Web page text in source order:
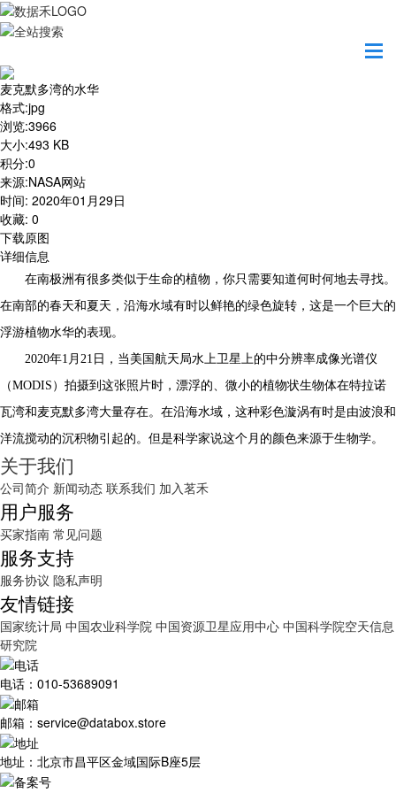
麦克默多湾的水华
格式:jpg
浏览:3966
大小:493 KB
积分:0
来源:NASA网站
时间: 2020年01月29日
收藏: 0
下载原图
详细信息
在南极洲有很多类似于生命的植物，你只需要知道何时何地去寻找。
在南部的春天和夏天，沿海水域有时以鲜艳的绿色旋转，这是一个巨大的
浮游植物水华的表现。
2020年1月21日，当美国航天局水上卫星上的中分辨率成像光谱仪
（MODIS）拍摄到这张照片时，漂浮的、微小的植物状生物体在特拉诺
瓦湾和麦克默多湾大量存在。在沿海水域，这种彩色漩涡有时是由波浪和
洋流搅动的沉积物引起的。但是科学家说这个月的颜色来源于生物学。
关于我们
公司简介 新闻动态 联系我们 加入茗禾
用户服务
买家指南 常见问题
服务支持
服务协议 隐私声明
友情链接
国家统计局 中国农业科学院 中国资源卫星应用中心 中国科学院空天信息
研究院
电话：010-53689091
邮箱：service@databox.store
地址：北京市昌平区金域国际B座5层